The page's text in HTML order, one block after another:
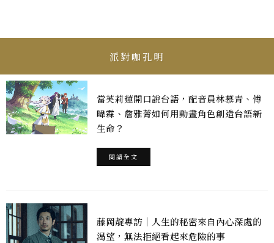
派對咖孔明
當芙莉蓮開口說台語，配音員林慕青、傅
暐霖、詹雅菁如何用動畫角色創造台語新
生命？
閱讀全文
藤岡靛專訪｜人生的秘密來自內心深處的
渴望，無法拒絕看起來危險的事